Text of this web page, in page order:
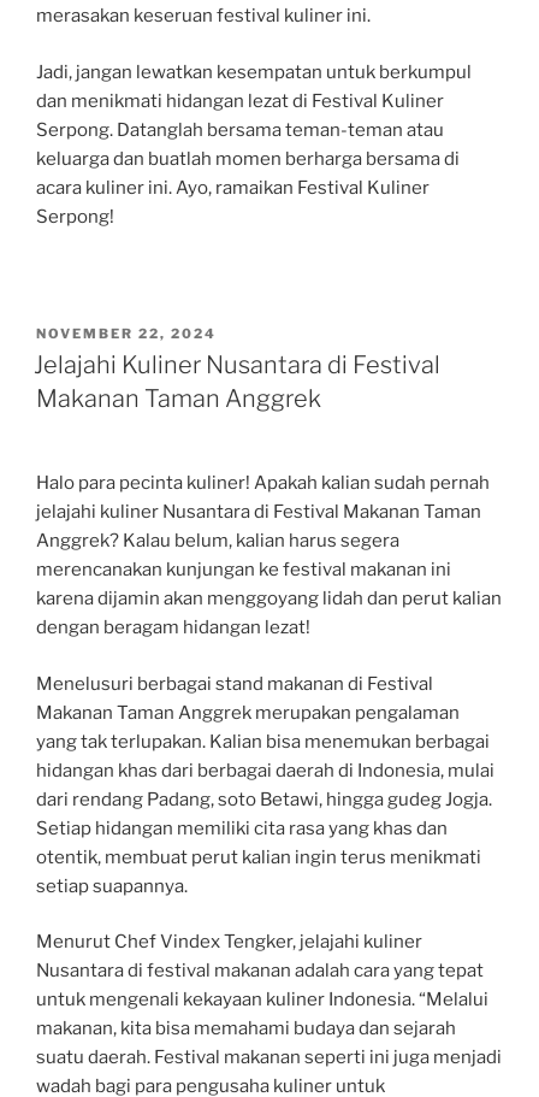
merasakan keseruan festival kuliner ini.
Jadi, jangan lewatkan kesempatan untuk berkumpul
dan menikmati hidangan lezat di Festival Kuliner
Serpong. Datanglah bersama teman-teman atau
keluarga dan buatlah momen berharga bersama di
acara kuliner ini. Ayo, ramaikan Festival Kuliner
Serpong!
POSTED
ON
NOVEMBER 22, 2024
Jelajahi Kuliner Nusantara di Festival
Makanan Taman Anggrek
Halo para pecinta kuliner! Apakah kalian sudah pernah
jelajahi kuliner Nusantara di Festival Makanan Taman
Anggrek? Kalau belum, kalian harus segera
merencanakan kunjungan ke festival makanan ini
karena dijamin akan menggoyang lidah dan perut kalian
dengan beragam hidangan lezat!
Menelusuri berbagai stand makanan di Festival
Makanan Taman Anggrek merupakan pengalaman
yang tak terlupakan. Kalian bisa menemukan berbagai
hidangan khas dari berbagai daerah di Indonesia, mulai
dari rendang Padang, soto Betawi, hingga gudeg Jogja.
Setiap hidangan memiliki cita rasa yang khas dan
otentik, membuat perut kalian ingin terus menikmati
setiap suapannya.
Menurut Chef Vindex Tengker, jelajahi kuliner
Nusantara di festival makanan adalah cara yang tepat
untuk mengenali kekayaan kuliner Indonesia. “Melalui
makanan, kita bisa memahami budaya dan sejarah
suatu daerah. Festival makanan seperti ini juga menjadi
wadah bagi para pengusaha kuliner untuk